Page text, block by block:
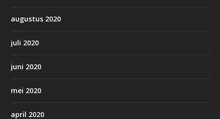
augustus 2020
juli 2020
juni 2020
mei 2020
april 2020